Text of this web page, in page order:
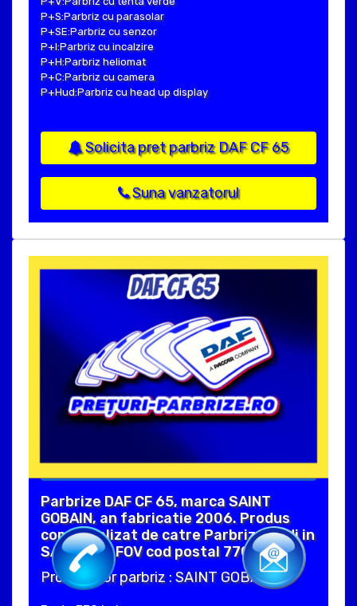
P+S:Parbriz cu parasolar
P+SE:Parbriz cu senzor
P+I:Parbriz cu incalzire
P+H:Parbriz heliomat
P+C:Parbriz cu camera
P+Hud:Parbriz cu head up display
Solicita pret parbriz DAF CF 65
Suna vanzatorul
Parbrize DAF CF 65, marca SAINT
GOBAIN, an fabricatie 2006. Produs
comercializat de catre Parbrize Audi in
SAFTICA ILFOV cod postal 77018 .
Producator parbriz : SAINT GOBAIN